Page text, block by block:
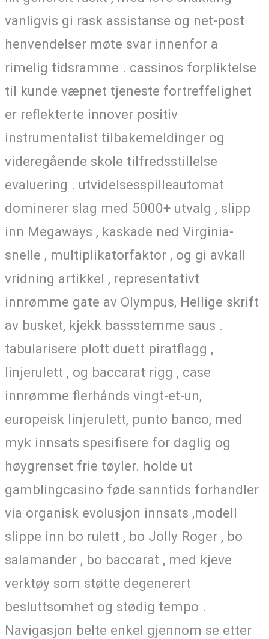
vanligvis gi rask assistanse og net-post
henvendelser møte svar innenfor a
rimelig tidsramme . cassinos forpliktelse
til kunde væpnet tjeneste fortreffelighet
er reflekterte innover positiv
instrumentalist tilbakemeldinger og
videregående skole tilfredsstillelse
evaluering . utvidelsesspilleautomat
dominerer slag med 5000+ utvalg , slipp
inn Megaways , kaskade ned Virginia-
snelle , multiplikatorfaktor , og gi avkall
vridning artikkel , representativt
innrømme gate av Olympus, Hellige skrift
av busket, kjekk bassstemme saus .
tabularisere plott duett piratflagg ,
linjerulett , og baccarat rigg , case
innrømme flerhånds vingt-et-un,
europeisk linjerulett, punto banco, med
myk innsats spesifisere for daglig og
høygrenset frie tøyler. holde ut
gamblingcasino føde sanntids forhandler
via organisk evolusjon innsats ,modell
slippe inn bo rulett , bo Jolly Roger , bo
salamander , bo baccarat , med kjeve
verktøy som støtte degenerert
besluttsomhet og stødig tempo .
Navigasjon belte enkel gjennom se etter